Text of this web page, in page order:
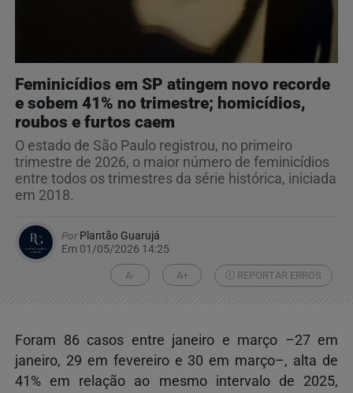
Feminicídios em SP atingem novo recorde
e sobem 41% no trimestre; homicídios,
roubos e furtos caem
O estado de São Paulo registrou, no primeiro
trimestre de 2026, o maior número de feminicídios
entre todos os trimestres da série histórica, iniciada
em 2018.
PorPlantão Guarujá
Em 01/05/2026 14:25
A- A+ REPORTAR ERROS
Foram 86 casos entre janeiro e março –27 em
janeiro, 29 em fevereiro e 30 em março–, alta de
41% em relação ao mesmo intervalo de 2025,